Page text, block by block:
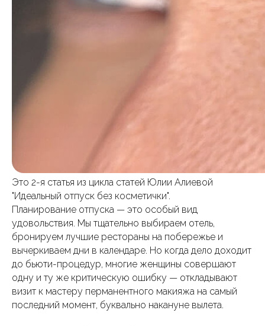
Это 2-я статья из цикла статей Юлии Алиевой
"Идеальный отпуск без косметички".
Планирование отпуска — это особый вид
удовольствия. Мы тщательно выбираем отель,
бронируем лучшие рестораны на побережье и
вычеркиваем дни в календаре. Но когда дело доходит
до бьюти-процедур, многие женщины совершают
одну и ту же критическую ошибку — откладывают
визит к мастеру перманентного макияжа на самый
последний момент, буквально накануне вылета.